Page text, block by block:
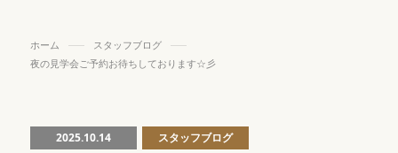
ホーム
スタッフブログ
夜の見学会ご予約お待ちしております☆彡
2025.10.14 スタッフブログ